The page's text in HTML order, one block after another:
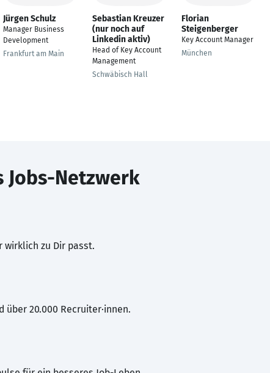
Jürgen Schulz
Manager Business
Development
Frankfurt am Main
Sebastian Kreuzer
(nur noch auf
Linkedin aktiv)
Head of Key Account
Management
Schwäbisch Hall
Florian
Steigenberger
Key Account Manager
München
Jobs-Netzwerk
wirklich zu Dir passt.
über 20.000 Recruiter·innen.